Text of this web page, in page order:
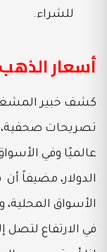
للشراء.
أسعار
كشف خبير
تصريحات صحفية،
عالميًا وفي
الدولار، مضيفاً أن
الأسواق